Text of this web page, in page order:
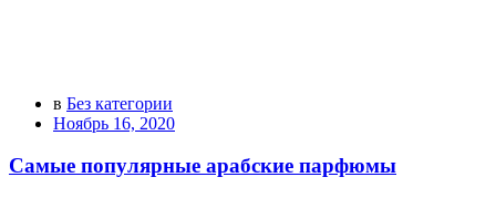
в Без категории
Ноябрь 16, 2020
Самые популярные арабские парфюмы